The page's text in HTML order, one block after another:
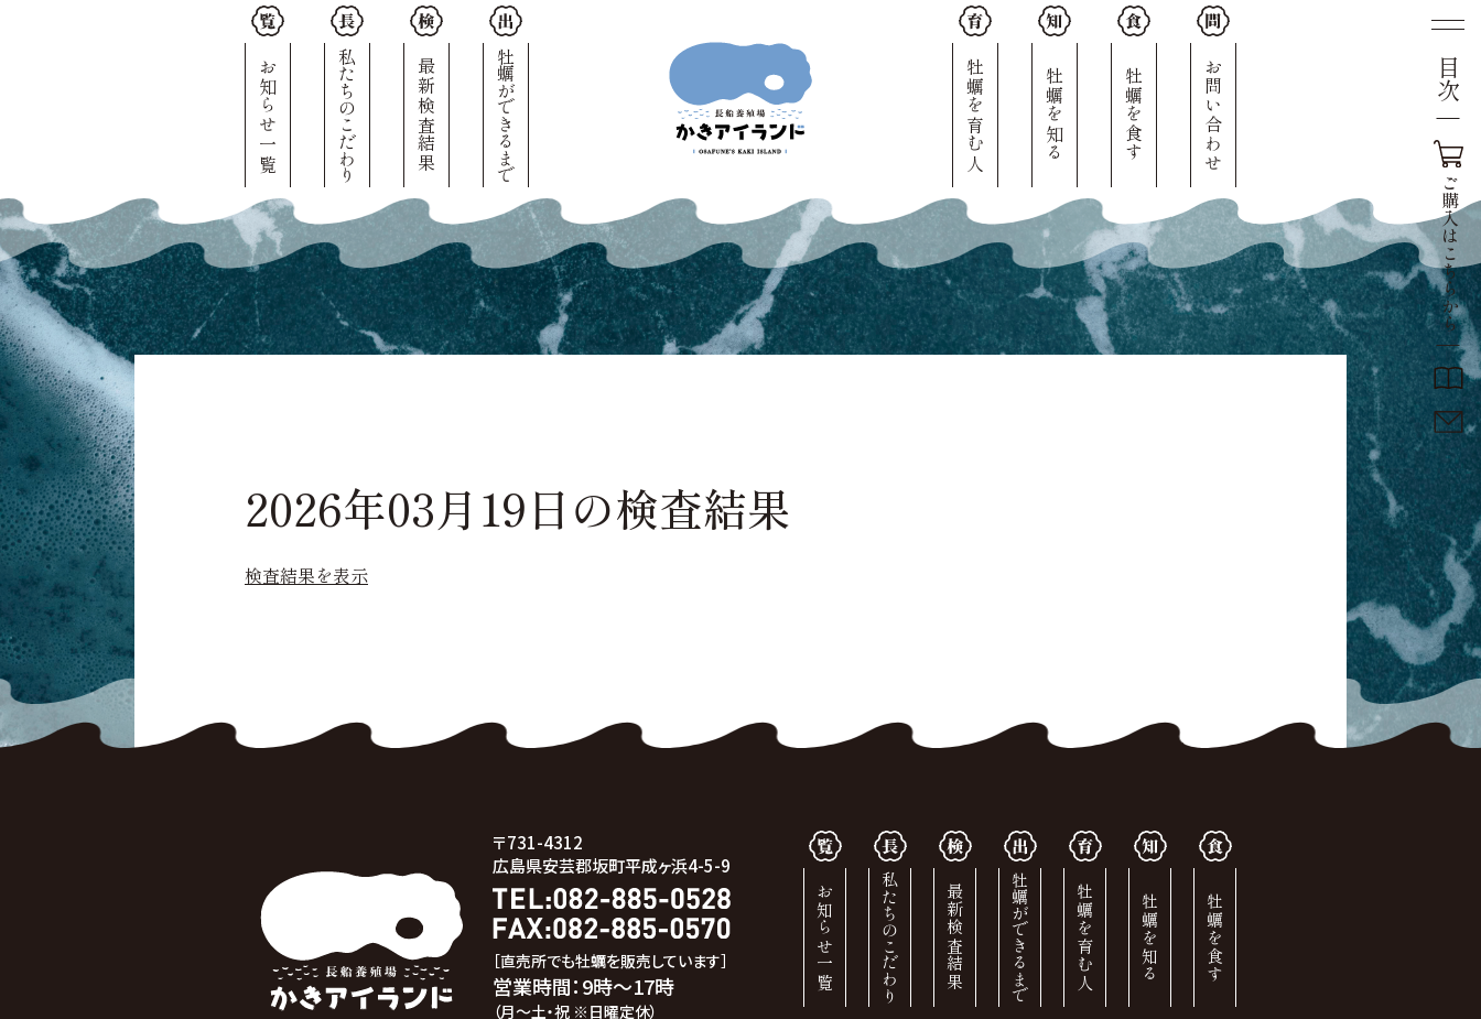
お知らせ一覧 私たちのこだわり 最新検査結果 牡蠣ができるまで 牡蠣を育む人 牡蠣を知る 牡蠣を食す お問い合わせ 目次
ご
購
入
は
こ
ち
ら
か
ら
2026年03月19日の検査結果
検査結果を表示
〒731-4312
広島県安芸郡坂町平成ヶ浜4-5-9
［直売所でも牡蠣を販売しています］
営業時間：9時～17時
（月～土・祝 ※日曜定休）
お知らせ一覧 私たちのこだわり 最新検査結果 牡蠣ができるまで 牡蠣を育む人 牡蠣を知る 牡蠣を食す